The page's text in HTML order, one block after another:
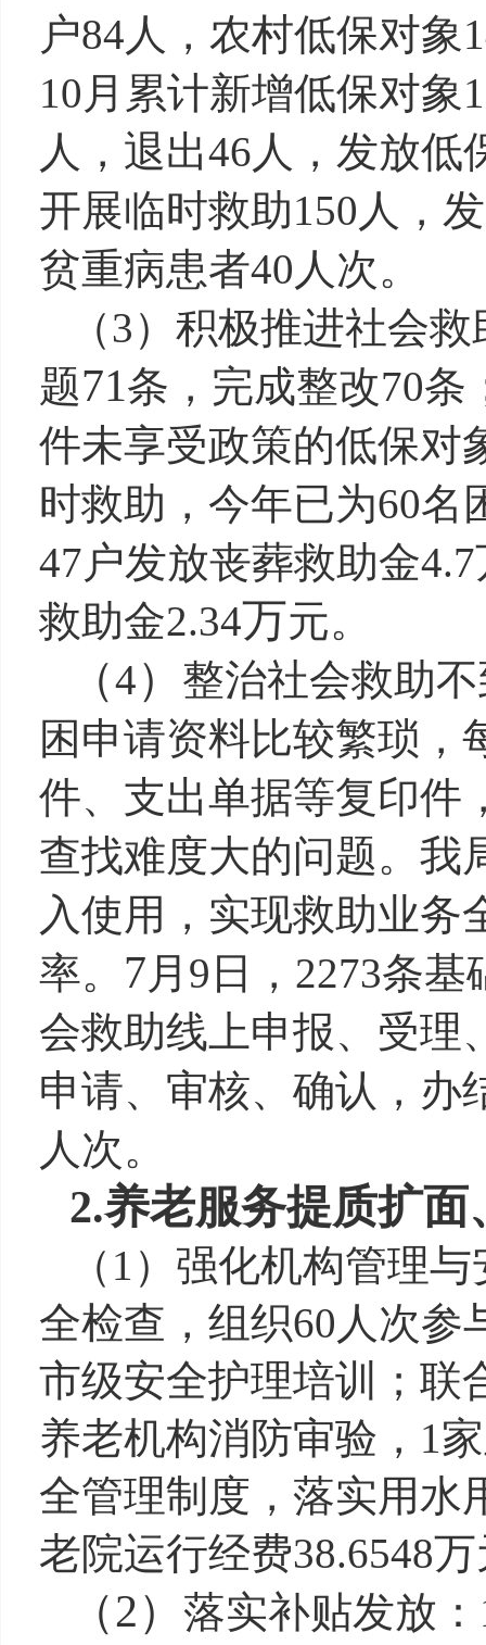
户84人，农村低保对象
10 月累计新增低保对象
人，退出46人，发放低
开展临时救助150 人，
贫重病患者40 人次。
（3） 积极推进社会
题71条，完成整改70条
件未享受政策的低保对
时救助，今年已为60名
47户发放丧葬救助金4.7
救助金2.34万元。
（4） 整治社会救助
困申请资料比较繁琐，
件、支出单据等复印件
查找难度大的问题。我
入使用，实现救助业务
率。 7月 9 日， 2273条基
会救助线上申报、受理
申请、审核、确认，办
人次。
2.养老服务提质扩面
（ 1） 强化机构管理
全检查，组织60人次参
市级安全护理培训；联
养老机构消防审验，1
全管理制度，落实用水
老院运行经费38.6548
（2） 落实补贴发放：